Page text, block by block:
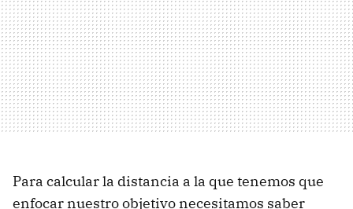
Para calcular la distancia a la que tenemos que
enfocar nuestro objetivo necesitamos saber